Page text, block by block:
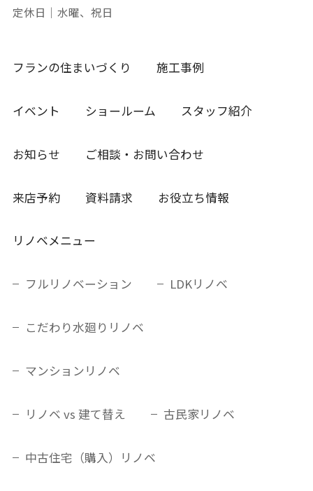
定休日｜水曜、祝日
フランの住まいづくり 施工事例
イベント ショールーム スタッフ紹介
お知らせ ご相談・お問い合わせ
来店予約 資料請求 お役立ち情報
リノベメニュー
フルリノベーション LDKリノベ
こだわり水廻りリノベ
マンションリノベ
リノベ vs 建て替え 古民家リノベ
中古住宅（購入）リノベ